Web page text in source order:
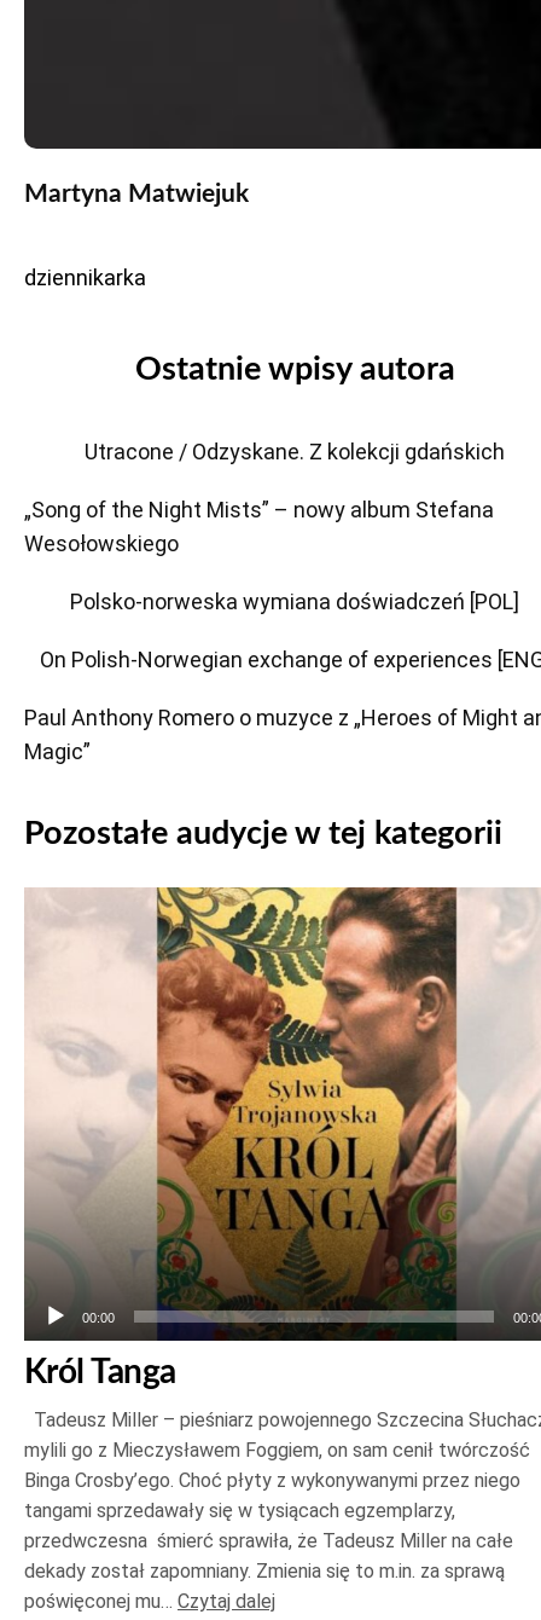
Martyna Matwiejuk
dziennikarka
Ostatnie wpisy autora
Utracone / Odzyskane. Z kolekcji gdańskich
„Song of the Night Mists” – nowy album Stefana
Wesołowskiego
Polsko-norweska wymiana doświadczeń [POL]
On Polish-Norwegian exchange of experiences
Paul Anthony Romero o muzyce z „Heroes of Might
Magic”
Pozostałe audycje w tej kategorii
plików
00:00
Król Tanga
Tadeusz Miller – pieśniarz powojennego Szczecina
mylili go z Mieczysławem Foggiem, on sam cenił twórczość
Binga Crosby’ego. Choć płyty z wykonywanymi przez niego
tangami sprzedawały się w tysiącach egzemplarzy,
przedwczesna śmierć sprawiła, że Tadeusz Miller na całe
dekady został zapomniany. Zmienia się to m.in. za sprawą
poświęconej mu… Czytaj dalej